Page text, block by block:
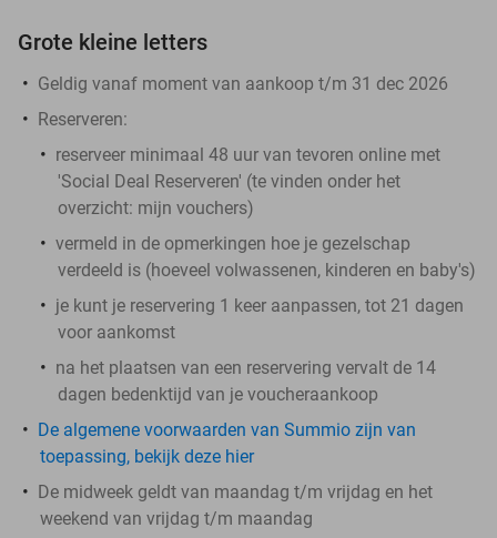
Grote kleine letters
Geldig vanaf moment van aankoop t/m 31 dec 2026
Reserveren:
reserveer minimaal 48 uur van tevoren online met
'Social Deal Reserveren' (te vinden onder het
overzicht: mijn vouchers)
vermeld in de opmerkingen hoe je gezelschap
verdeeld is (hoeveel volwassenen, kinderen en baby's)
je kunt je reservering 1 keer aanpassen, tot 21 dagen
voor aankomst
na het plaatsen van een reservering vervalt de 14
dagen bedenktijd van je voucheraankoop
De algemene voorwaarden van Summio zijn van
toepassing, bekijk deze hier
De midweek geldt van maandag t/m vrijdag en het
weekend van vrijdag t/m maandag